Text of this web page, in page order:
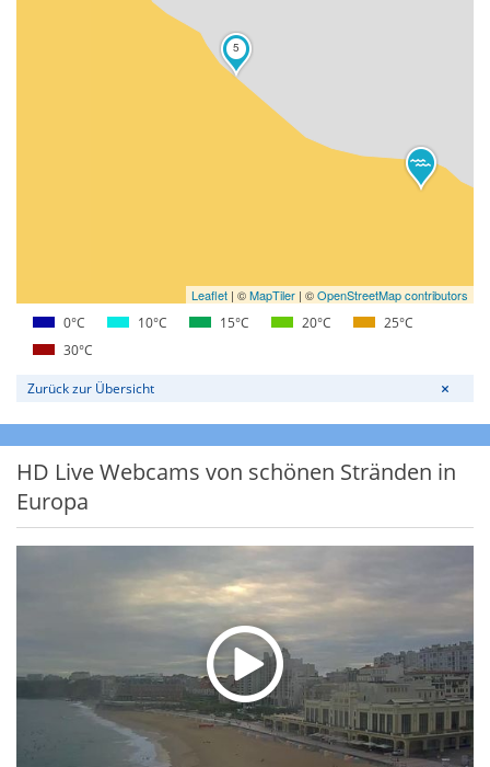
5
Leaflet | ©MapTiler | ©OpenStreetMap contributors
0°C 10°C 15°C 20°C
25°C
30°C
Zurück zur Übersicht
HD Live Webcams von schönen Stränden in
Europa